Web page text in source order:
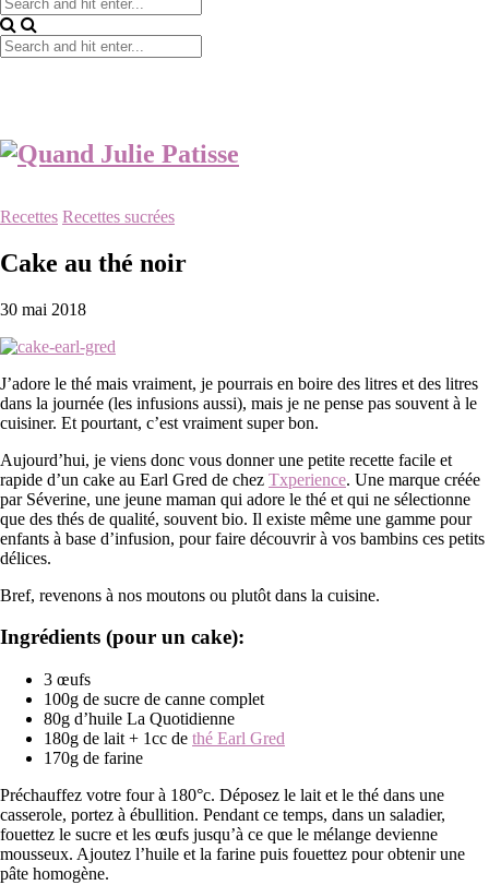
Recettes Recettes sucrées
Cake au thé noir
30 mai 2018
J’adore le thé mais vraiment, je pourrais en boire des litres et des litres
dans la journée (les infusions aussi), mais je ne pense pas souvent à le
cuisiner. Et pourtant, c’est vraiment super bon.
Aujourd’hui, je viens donc vous donner une petite recette facile et
rapide d’un cake au Earl Gred de chez Txperience. Une marque créée
par Séverine, une jeune maman qui adore le thé et qui ne sélectionne
que des thés de qualité, souvent bio. Il existe même une gamme pour
enfants à base d’infusion, pour faire découvrir à vos bambins ces petits
délices.
Bref, revenons à nos moutons ou plutôt dans la cuisine.
Ingrédients (pour un cake):
3 œufs
100g de sucre de canne complet
80g d’huile La Quotidienne
180g de lait + 1cc de thé Earl Gred
170g de farine
Préchauffez votre four à 180°c. Déposez le lait et le thé dans une
casserole, portez à ébullition. Pendant ce temps, dans un saladier,
fouettez le sucre et les œufs jusqu’à ce que le mélange devienne
mousseux. Ajoutez l’huile et la farine puis fouettez pour obtenir une
pâte homogène.